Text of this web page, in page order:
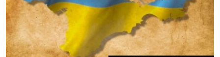
FİKİR
Русский
Українською